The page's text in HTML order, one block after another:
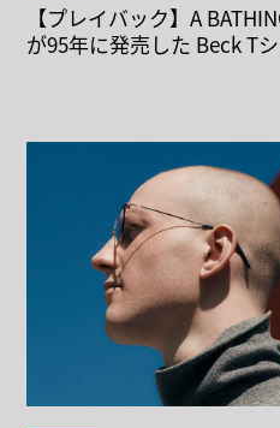
【プレイバック】A
が95年に発売した Beck T